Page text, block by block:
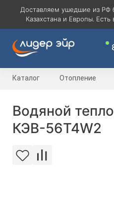
Доставляем ушедшие из РФ
Казахстана и Европы.
Каталог Отопление
Водяной
КЭВ-56T4W2